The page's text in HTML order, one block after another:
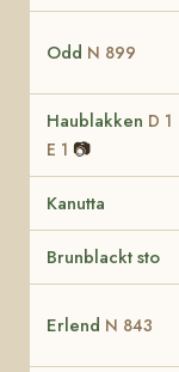
Odd N 899
Haublakken D 1
E 1 📷
Kanutta
Brunblackt sto
Erlend N 843